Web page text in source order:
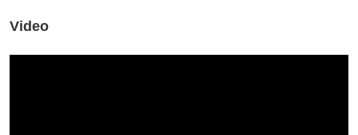
Video